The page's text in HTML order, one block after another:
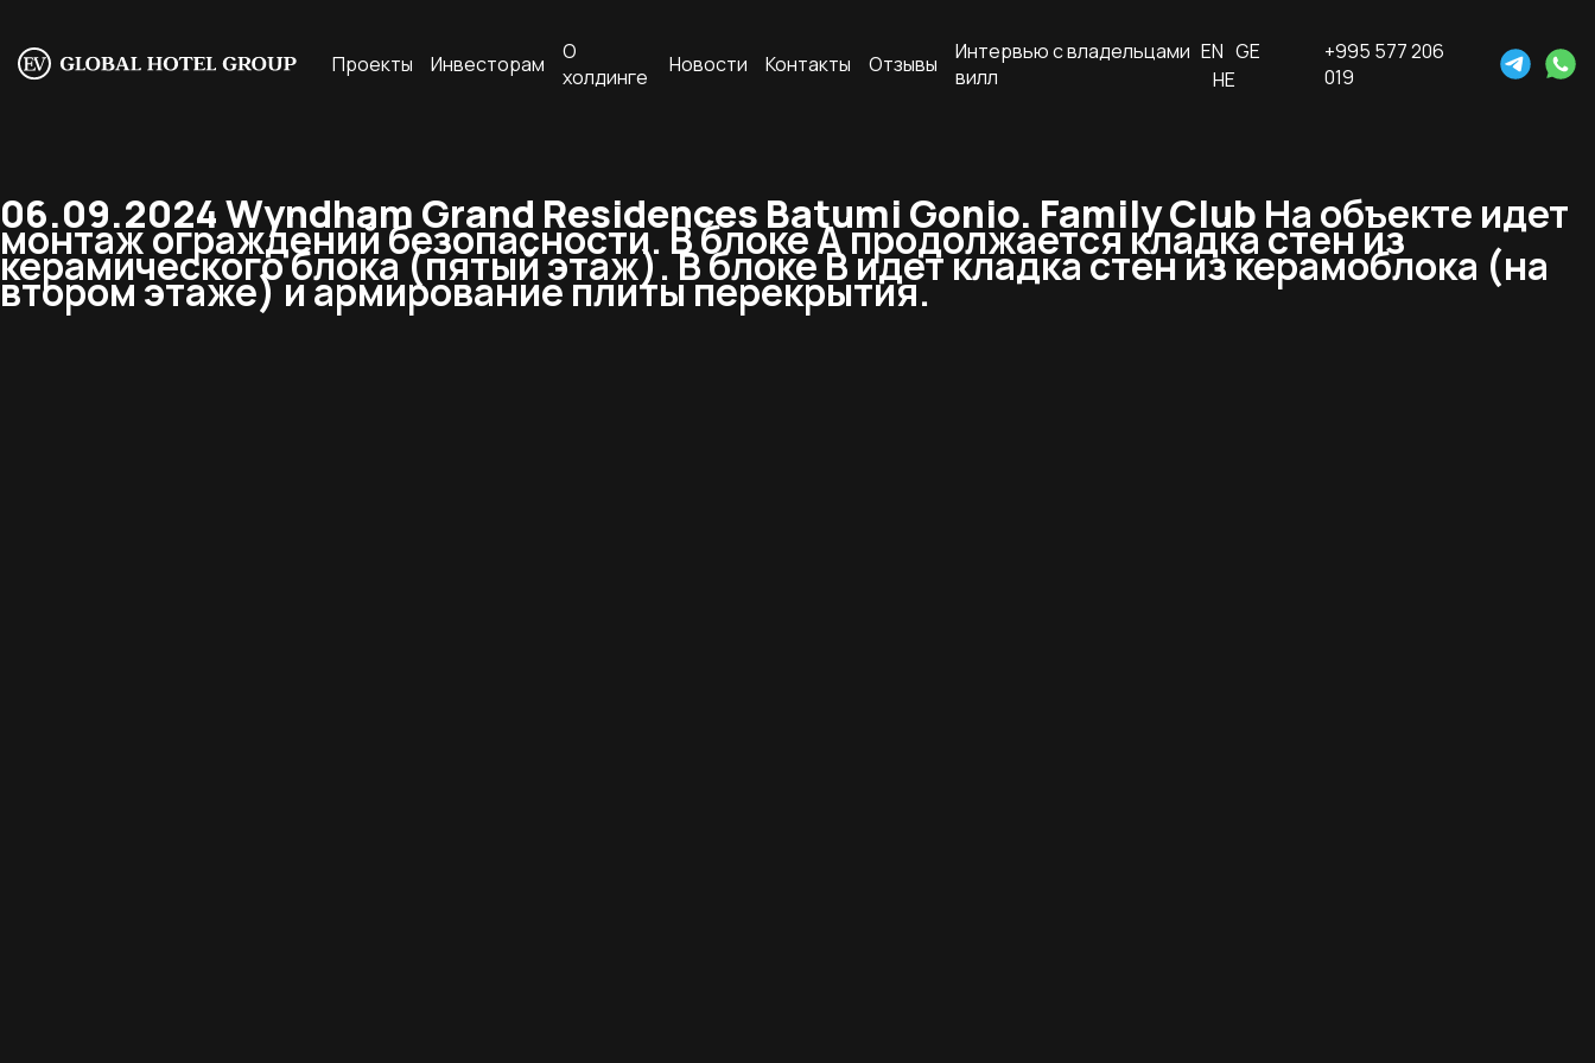
Проекты Инвесторам
О
холдинге
Новости Контакты Отзывы
Интервью с владельцами
вилл
EN GE
HE
+995 577 206
019
06.09.2024 Wyndham Grand Residences Batumi Gonio. Family Club На объекте идет
монтаж ограждений безопасности. В блоке А продолжается кладка стен из
керамического блока (пятый этаж). В блоке В идет кладка стен из керамоблока (на
втором этаже) и армирование плиты перекрытия.